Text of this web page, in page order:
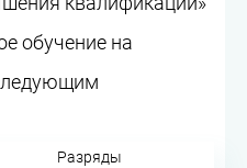
обучение на
Разряды